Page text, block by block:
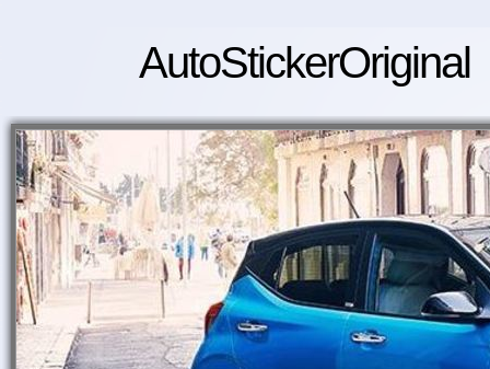
AutoStickerOriginal